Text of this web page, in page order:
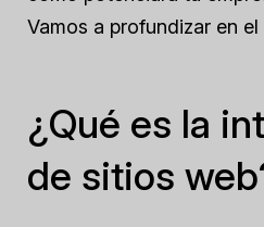
Vamos a profundizar en el
¿Qué es la
de sitios